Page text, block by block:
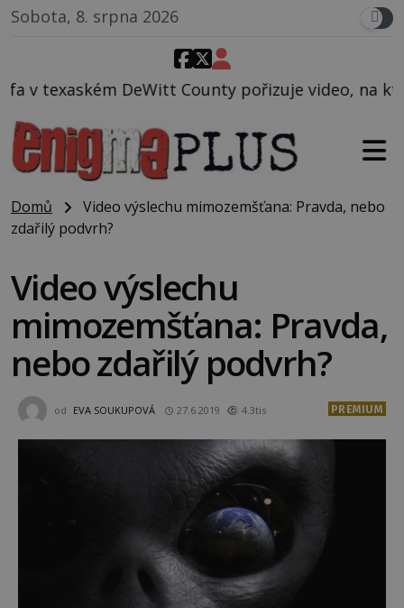
Sobota, 8. srpna 2026
pořizuje video, na kterém před jeho
Domů
Video výslechu mimozemšťana: Pravda, nebo
zdařilý podvrh?
Video výslechu
mimozemšťana: Pravda,
nebo zdařilý podvrh?
od EVA SOUKUPOVÁ 27.6.2019 4.3tis PREMIUM